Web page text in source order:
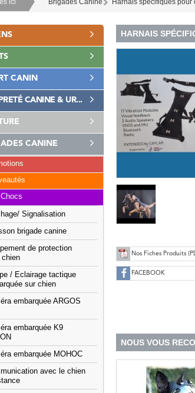
ici Brigades Canine Harnais spécifiques pour
CANIN
CANINE & UR...
CANINE
Signalisation
brigade canine
de protection
chien
/ Eclairage tactique
sur chien
embarquée ARGOS
embarquée K9
embarquée MOHOC
avec le chien
HARNAIS
Nos Fiches Produits
FACEBOOK
NOUS VOUS